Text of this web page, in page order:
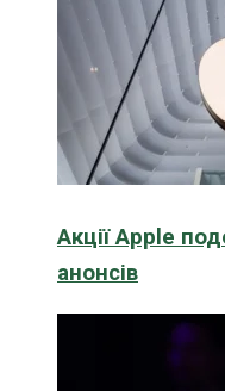
Акції Apple
анонсів